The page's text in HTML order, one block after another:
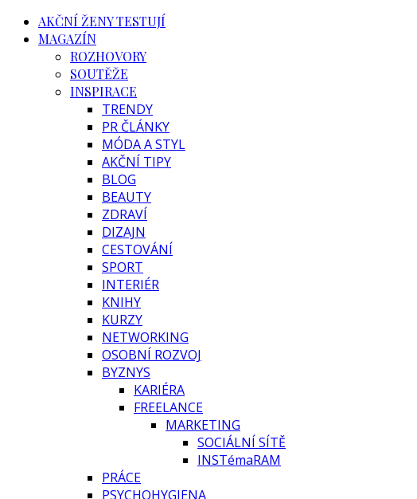
AKČNÍ ŽENY TESTUJÍ
MAGAZÍN
ROZHOVORY
SOUTĚŽE
INSPIRACE
TRENDY
PR ČLÁNKY
MÓDA A STYL
AKČNÍ TIPY
BLOG
BEAUTY
ZDRAVÍ
DIZAJN
CESTOVÁNÍ
SPORT
INTERIÉR
KNIHY
KURZY
NETWORKING
OSOBNÍ ROZVOJ
BYZNYS
KARIÉRA
FREELANCE
MARKETING
SOCIÁLNÍ SÍTĚ
INSTémaRAM
PRÁCE
PSYCHOHYGIENA